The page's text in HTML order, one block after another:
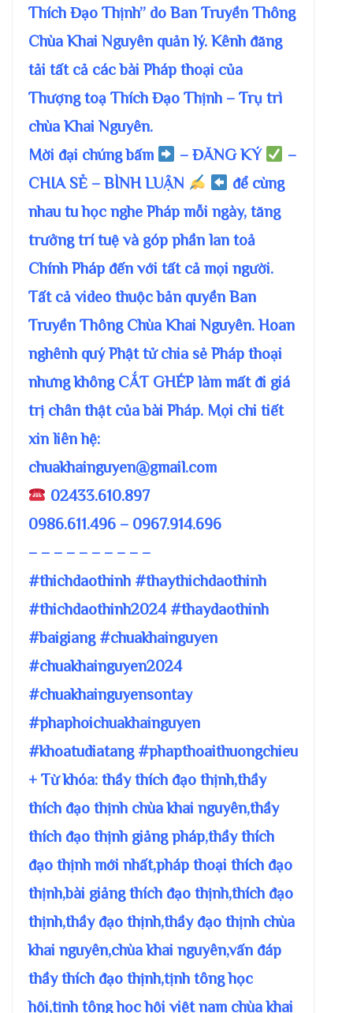
Thích Đạo Thịnh” do Ban Truyền Thông
Chùa Khai Nguyên quản lý. Kênh đăng
tải tất cả các bài Pháp thoại của
Thượng toạ Thích Đạo Thịnh – Trụ trì
chùa Khai Nguyên.
Mời đại chúng bấm
– ĐĂNG KÝ
–
CHIA SẺ – BÌNH LUẬN
để cùng
nhau tu học nghe Pháp mỗi ngày, tăng
trưởng trí tuệ và góp phần lan toả
Chính Pháp đến với tất cả mọi người.
Tất cả video thuộc bản quyền Ban
Truyền Thông Chùa Khai Nguyên. Hoan
nghênh quý Phật tử chia sẻ Pháp thoại
nhưng không CẮT GHÉP làm mất đi giá
trị chân thật của bài Pháp. Mọi chi tiết
xin liên hệ:
chuakhainguyen@gmail.com
02433.610.897
0986.611.496 – 0967.914.696
– – – – – – – – – –
#thichdaothinh #thaythichdaothinh
#thichdaothinh2024 #thaydaothinh
#baigiang #chuakhainguyen
#chuakhainguyen2024
#chuakhainguyensontay
#phaphoichuakhainguyen
#khoatudiatang #phapthoaithuongchieu
+ Từ khóa: thầy thích đạo thịnh,thầy
thích đạo thịnh chùa khai nguyên,thầy
thích đạo thịnh giảng pháp,thầy thích
đạo thịnh mới nhất,pháp thoại thích đạo
thịnh,bài giảng thích đạo thịnh,thích đạo
thịnh,thầy đạo thịnh,thầy đạo thịnh chùa
khai nguyên,chùa khai nguyên,vấn đáp
thầy thích đạo thịnh,tịnh tông học
hội,tịnh tông học hội việt nam chùa khai